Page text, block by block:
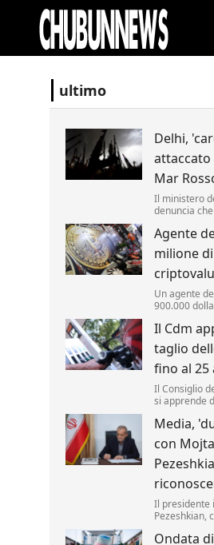
ultimo
Delhi,
Mar
Il ministero
denuncia
Noore
"è affondata
delle coste
Agente
milione
Un agente
900.000
un'indagine.
Il Cdm
taglio
fino al 25
Il Consiglio
si apprende
sul gasolio
della
litro
Media,
con
Il presidente
Pezeshkian,
la nuova
Ondata